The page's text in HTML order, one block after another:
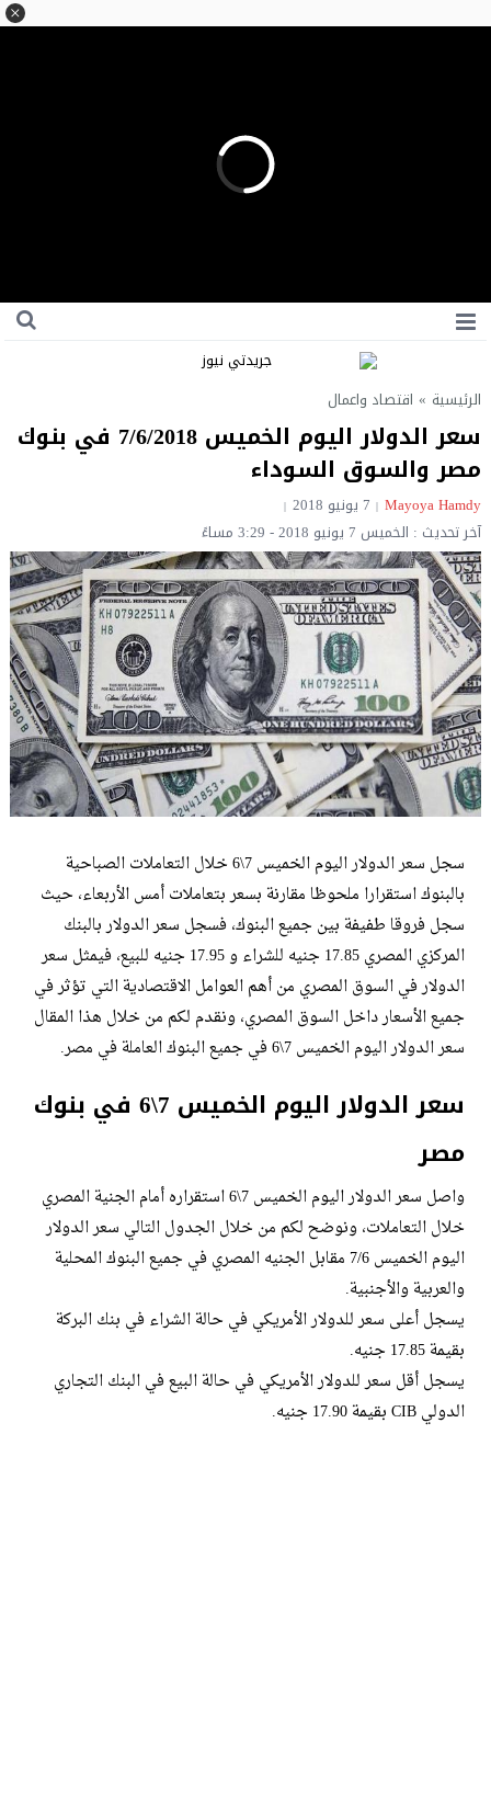
الرئيسية » اقتصاد واعمال
سعر الدولار اليوم الخميس 7/6/2018 في بنوك
مصر والسوق السوداء
Mayoya Hamdy‎‏ 7 يونيو 2018
آخر تحديث : الخميس 7 يونيو 2018 - 3:29 مساءً
سجل سعر الدولار اليوم الخميس 7\6 خلال التعاملات الصباحية
بالبنوك استقرارا ملحوظا مقارنة بسعر بتعاملات أمس الأربعاء، حيث
سجل فروقا طفيفة بين جميع البنوك، فسجل سعر الدولار بالبنك
المركزي المصري 17.85 جنيه للشراء و 17.95 جنيه للبيع، فيمثل سعر
الدولار في السوق المصري من أهم العوامل الاقتصادية التي تؤثر في
جميع الأسعار داخل السوق المصري، ونقدم لكم من خلال هذا المقال
سعر الدولار اليوم الخميس 7\6 في جميع البنوك العاملة في مصر.
سعر الدولار اليوم الخميس 7\6 في بنوك
مصر
واصل سعر الدولار اليوم الخميس 7\6 استقراره أمام الجنية المصري
خلال التعاملات، ونوضح لكم من خلال الجدول التالي سعر الدولار
اليوم الخميس 7/6 مقابل الجنيه المصري في جميع البنوك المحلية
والعربية والأجنبية.
يسجل أعلى سعر للدولار الأمريكي في حالة الشراء في بنك البركة
بقيمة 17.85 جنيه.
يسجل أقل سعر للدولار الأمريكي في حالة البيع في البنك التجاري
الدولي CIB بقيمة 17.90 جنيه.